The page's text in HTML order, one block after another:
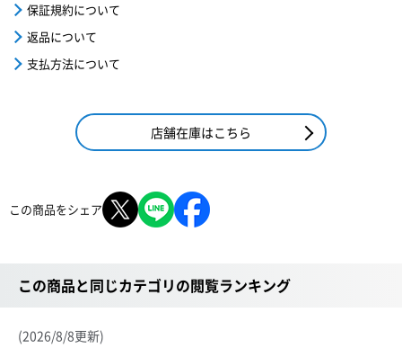
保証規約について
返品について
支払方法について
店舗在庫はこちら
この商品をシェア
この商品と同じカテゴリの閲覧ランキング
(2026/8/8更新)